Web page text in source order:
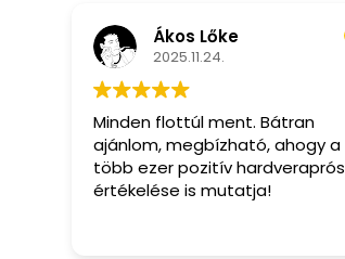
Ákos Lőke
2025.11.24.
Minden flottúl ment. Bátran
ajánlom, megbízható, ahogy a
több ezer pozitív hardveraprós
értékelése is mutatja!